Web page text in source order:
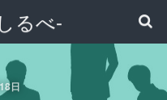
るべ-
日